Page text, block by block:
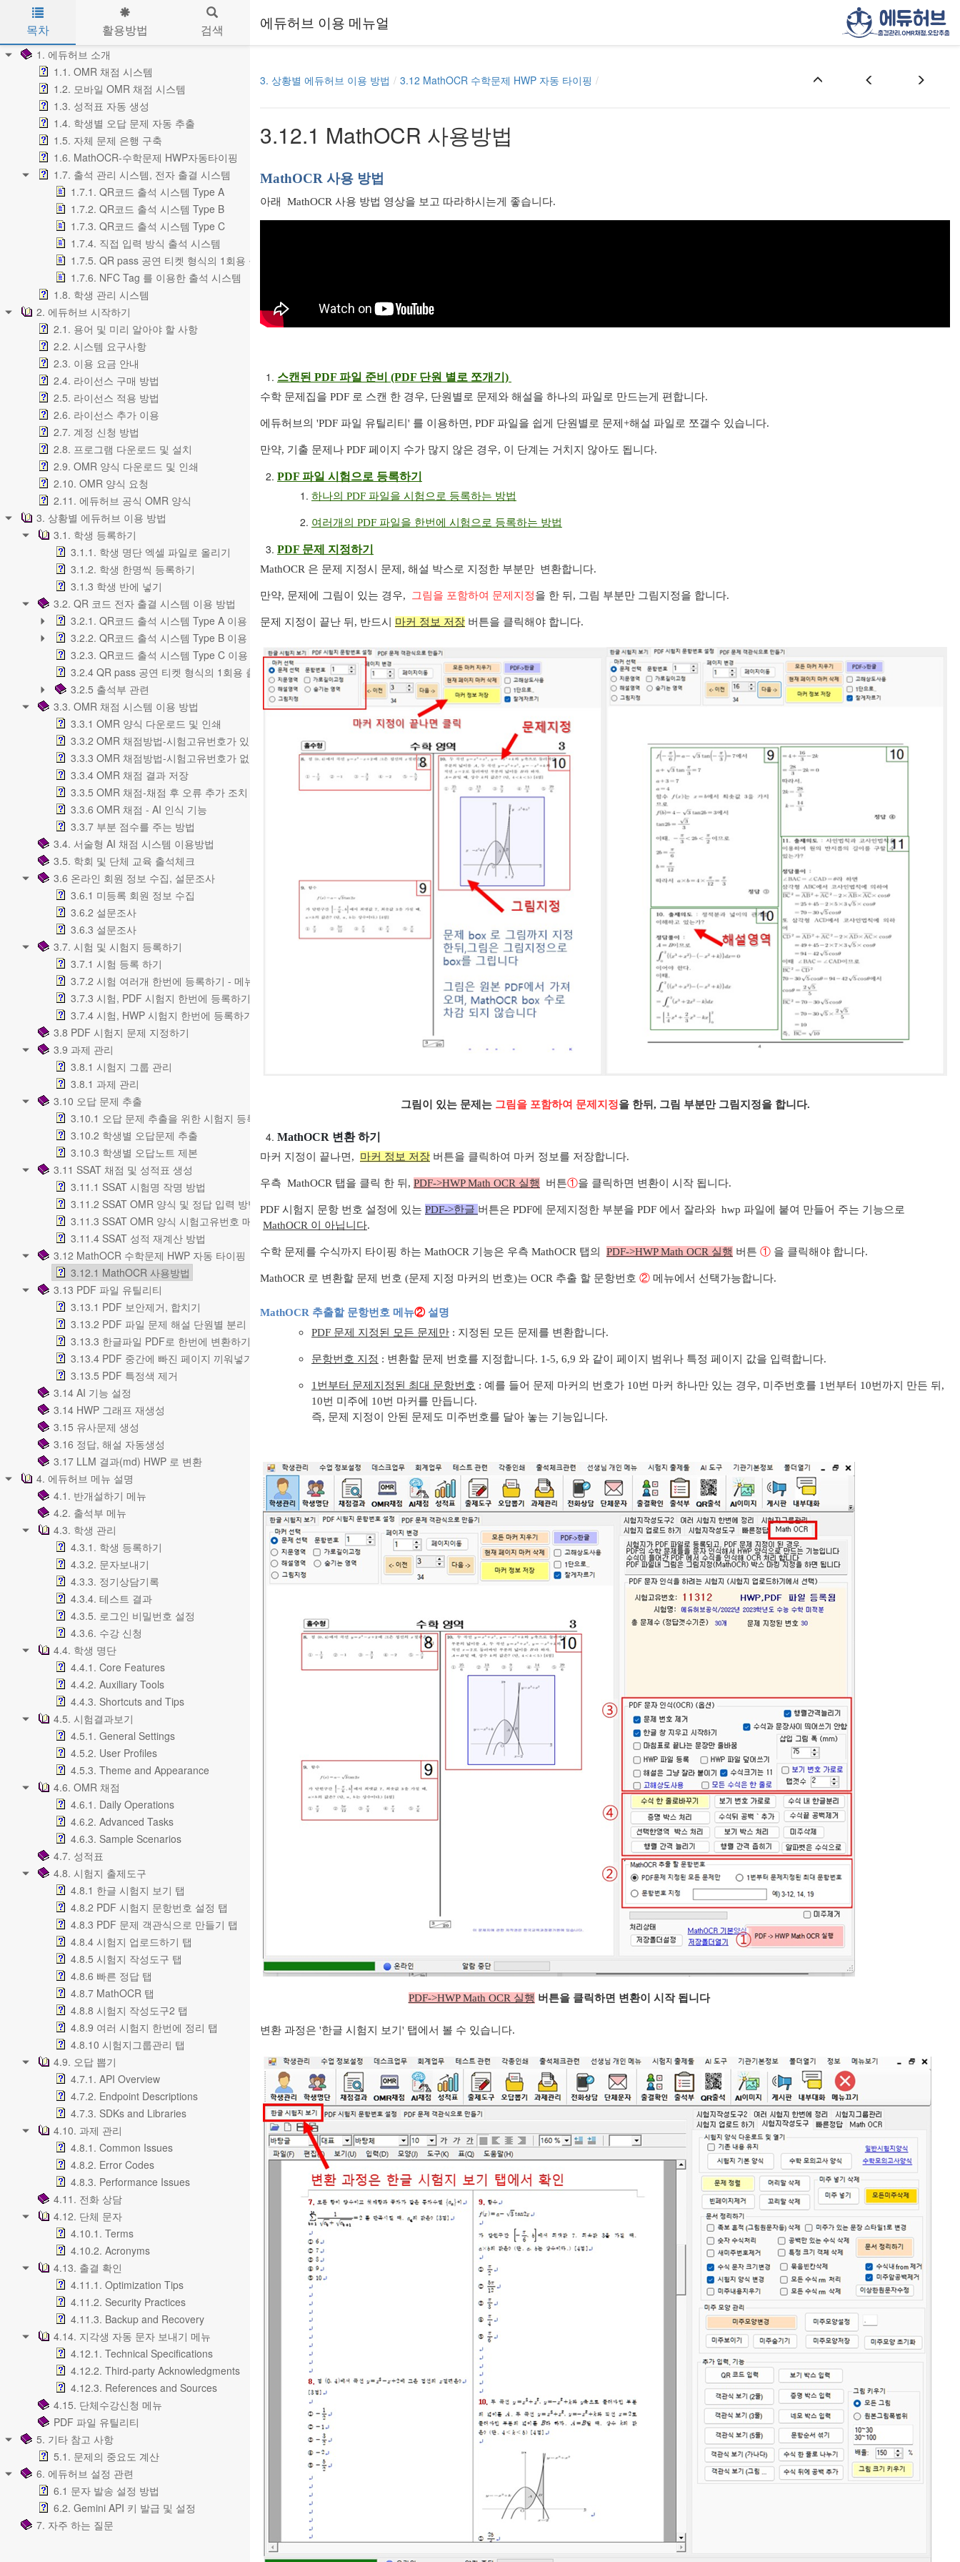
Skip to main content
에듀허브 이용 메뉴얼
목차 활용방법 검색
1. 에듀허브 소개
1.1. OMR 채점 시스템
1.2. 모바일 OMR 채점 시스템
1.3. 성적표 자동 생성
1.4. 학생별 오답 문제 자동 추출
1.5. 자체 문제 은행 구축
1.6. MathOCR-수학문제 HWP자동타이핑
1.7. 출석 관리 시스템, 전자 출결 시스템
1.7.1. QR코드 출석 시스템 Type A
1.7.2. QR코드 출석 시스템 Type B
1.7.3. QR코드 출석 시스템 Type C
1.7.4. 직접 입력 방식 출석 시스템
1.7.5. QR pass 공연 티켓 형식의 1회용 출입 확인
1.7.6. NFC Tag 를 이용한 출석 시스템
1.8. 학생 관리 시스템
2. 에듀허브 시작하기
2.1. 용어 및 미리 알아야 할 사항
2.2. 시스템 요구사항
2.3. 이용 요금 안내
2.4. 라이선스 구매 방법
2.5. 라이선스 적용 방법
2.6. 라이선스 추가 이용
2.7. 계정 신청 방법
2.8. 프로그램 다운로드 및 설치
2.9. OMR 양식 다운로드 및 인쇄
2.10. OMR 양식 요청
2.11. 에듀허브 공식 OMR 양식
3. 상황별 에듀허브 이용 방법
3.1. 학생 등록하기
3.1.1. 학생 명단 엑셀 파일로 올리기
3.1.2. 학생 한명씩 등록하기
3.1.3 학생 반에 넣기
3.2. QR 코드 전자 출결 시스템 이용 방법
3.2.1. QR코드 출석 시스템 Type A 이용 방법
3.2.2. QR코드 출석 시스템 Type B 이용 방법
3.2.3. QR코드 출석 시스템 Type C 이용 방법
3.2.4 QR pass 공연 티켓 형식의 1회용 출입 확인
3.2.5 출석부 관련
3.3. OMR 채점 시스템 이용 방법
3.3.1 OMR 양식 다운로드 및 인쇄
3.3.2 OMR 채점방법-시험고유번호가 있는 경우
3.3.3 OMR 채점방법-시험고유번호가 없는 경우
3.3.4 OMR 채점 결과 저장
3.3.5 OMR 채점-채점 후 오류 추가 조치
3.3.6 OMR 채점 - AI 인식 기능
3.3.7 부분 점수를 주는 방법
3.4. 서술형 AI 채점 시스템 이용방법
3.5. 학회 및 단체 교육 출석체크
3.6 온라인 회원 정보 수집, 설문조사
3.6.1 미등록 회원 정보 수집
3.6.2 설문조사
3.6.3 설문조사
3.7. 시험 및 시험지 등록하기
3.7.1 시험 등록 하기
3.7.2 시험 여러개 한번에 등록하기 - 메뉴설명
3.7.3 시험, PDF 시험지 한번에 등록하기
3.7.4 시험, HWP 시험지 한번에 등록하기
3.8 PDF 시험지 문제 지정하기
3.9 과제 관리
3.8.1 시험지 그룹 관리
3.8.1 과제 관리
3.10 오답 문제 추출
3.10.1 오답 문제 추출을 위한 시험지 등록
3.10.2 학생별 오답문제 추출
3.10.3 학생별 오답노트 제본
3.11 SSAT 채점 및 성적표 생성
3.11.1 SSAT 시험명 작명 방법
3.11.2 SSAT OMR 양식 및 정답 입력 방법
3.11.3 SSAT OMR 양식 시험고유번호 매핑 방법
3.11.4 SSAT 성적 재계산 방법
3.12 MathOCR 수학문제 HWP 자동 타이핑
3.12.1 MathOCR 사용방법
3.13 PDF 파일 유틸리티
3.13.1 PDF 보안제거, 합치기
3.13.2 PDF 파일 문제 해설 단원별 분리
3.13.3 한글파일 PDF로 한번에 변환하기
3.13.4 PDF 중간에 빠진 페이지 끼워넣기
3.13.5 PDF 특정색 제거
3.14 AI 기능 설정
3.14 HWP 그래프 재생성
3.15 유사문제 생성
3.16 정답, 해설 자동생성
3.17 LLM 결과(md) HWP 로 변환
4. 에듀허브 메뉴 설명
4.1. 반개설하기 메뉴
4.2. 출석부 메뉴
4.3. 학생 관리
4.3.1. 학생 등록하기
4.3.2. 문자보내기
4.3.3. 정기상담기록
4.3.4. 테스트 결과
4.3.5. 로그인 비밀번호 설정
4.3.6. 수강 신청
4.4. 학생 명단
4.4.1. Core Features
4.4.2. Auxiliary Tools
4.4.3. Shortcuts and Tips
4.5. 시험결과보기
4.5.1. General Settings
4.5.2. User Profiles
4.5.3. Theme and Appearance
4.6. OMR 채점
4.6.1. Daily Operations
4.6.2. Advanced Tasks
4.6.3. Sample Scenarios
4.7. 성적표
4.8. 시험지 출제도구
4.8.1 한글 시험지 보기 탭
4.8.2 PDF 시험지 문항번호 설정 탭
4.8.3 PDF 문제 객관식으로 만들기 탭
4.8.4 시험지 업로드하기 탭
4.8.5 시험지 작성도구 탭
4.8.6 빠른 정답 탭
4.8.7 MathOCR 탭
4.8.8 시험지 작성도구2 탭
4.8.9 여러 시험지 한번에 정리 탭
4.8.10 시험지그룹관리 탭
4.9. 오답 뽑기
4.7.1. API Overview
4.7.2. Endpoint Descriptions
4.7.3. SDKs and Libraries
4.10. 과제 관리
4.8.1. Common Issues
4.8.2. Error Codes
4.8.3. Performance Issues
4.11. 전화 상담
4.12. 단체 문자
4.10.1. Terms
4.10.2. Acronyms
4.13. 출결 확인
4.11.1. Optimization Tips
4.11.2. Security Practices
4.11.3. Backup and Recovery
4.14. 지각생 자동 문자 보내기 메뉴
4.12.1. Technical Specifications
4.12.2. Third-party Acknowledgments
4.12.3. References and Sources
4.15. 단체수강신청 메뉴
PDF 파일 유틸리티
5. 기타 참고 사항
5.1. 문제의 중요도 계산
6. 에듀허브 설정 관련
6.1 문자 발송 설정 방법
6.2. Gemini API 키 발급 및 설정
7. 자주 하는 질문
3. 상황별 에듀허브 이용 방법 3.12 MathOCR 수학문제 HWP 자동 타이핑
3.12.1 MathOCR 사용방법
MathOCR 사용 방법
아래 MathOCR 사용 방법 영상을 보고 따라하시는게 좋습니다.
스캔된 PDF 파일 준비 (PDF 단원 별로 쪼개기)
수학 문제집을 PDF 로 스캔 한 경우, 단원별로 문제와 해설을 하나의 파일로 만드는게 편합니다.
에듀허브의 'PDF 파일 유틸리티' 를 이용하면, PDF 파일을 쉽게 단원별로 문제+해설 파일로 쪼갤수 있습니다.
만약, 기출 문제나 PDF 페이지 수가 많지 않은 경우, 이 단계는 거치지 않아도 됩니다.
PDF 파일 시험으로 등록하기
하나의 PDF 파일을 시험으로 등록하는 방법
여러개의 PDF 파일을 한번에 시험으로 등록하는 방법
PDF 문제 지정하기
MathOCR 은 문제 지정시 문제, 해설 박스로 지정한 부분만 변환합니다.
만약, 문제에 그림이 있는 경우, 그림을 포함하여 문제지정을 한 뒤, 그림 부분만 그림지정을 합니다.
문제 지정이 끝난 뒤, 반드시 마커 정보 저장 버튼을 클릭해야 합니다.
그림이 있는 문제는 그림을 포함하여 문제지정을 한뒤, 그림 부분만 그림지정을 합니다.
MathOCR 변환 하기
마커 지정이 끝나면, 마커 정보 저장 버튼을 클릭하여 마커 정보를 저장합니다.
우측 MathOCR 탭을 클릭 한 뒤, PDF->HWP Math OCR 실행 버튼①을 클릭하면 변환이 시작 됩니다.
PDF 시험지 문항 번호 설정에 있는 PDF->한글 버튼은 PDF에 문제지정한 부분을 PDF 에서 잘라와 hwp 파일에 붙여 만들어 주는 기능으로
MathOCR 이 아닙니다.
수학 문제를 수식까지 타이핑 하는 MathOCR 기능은 우측 MathOCR 탭의 PDF->HWP Math OCR 실행 버튼 ① 을 클릭해야 합니다.
MathOCR 로 변환할 문제 번호 (문제 지정 마커의 번호)는 OCR 추출 할 문항번호 ② 메뉴에서 선택가능합니다.
MathOCR 추출할 문항번호 메뉴②설명
PDF 문제 지정된 모든 문제만 : 지정된 모든 문제를 변환합니다.
문항번호 지정 : 변환할 문제 번호를 지정합니다. 1-5, 6,9 와 같이 페이지 범위나 특정 페이지 값을 입력합니다.
1번부터 문제지정된 최대 문항번호 : 예를 들어 문제 마커의 번호가 10번 마커 하나만 있는 경우, 미주번호를 1번부터 10번까지 만든 뒤,
10번 미주에 10번 마커를 만듭니다.
즉, 문제 지정이 안된 문제도 미주번호를 달아 놓는 기능입니다.
PDF->HWP Math OCR 실행 버튼을 클릭하면 변환이 시작 됩니다
변환 과정은 '한글 시험지 보기' 탭에서 볼 수 있습니다.